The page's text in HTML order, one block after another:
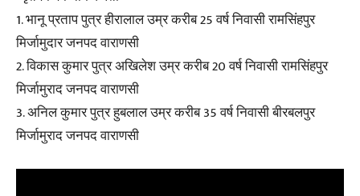
1. भानू प्रताप पुत्र हीरालाल उम्र करीब 25 वर्ष निवासी रामसिंहपुर
मिर्जामुदार जनपद वाराणसी
2. विकास कुमार पुत्र अखिलेश उम्र करीब 20 वर्ष निवासी रामसिंहपुर
मिर्जामुराद जनपद वाराणसी
3. अनिल कुमार पुत्र हुबलाल उम्र करीब 35 वर्ष निवासी बीरबलपुर
मिर्जामुराद जनपद वाराणसी